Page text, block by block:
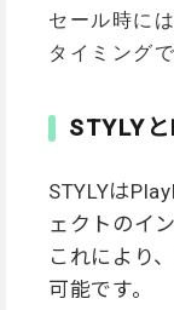
セール時に
タイミング
STYLY
STYLYは
ェクトのイ
これにより
可能です。